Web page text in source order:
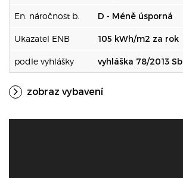
En. náročnost b. D - Méně úsporná
Ukazatel ENB 105 kWh/m2 za rok
podle vyhlášky vyhláška 78/2013 Sb
zobraz vybavení